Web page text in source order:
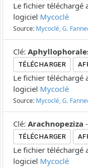
Le fichier téléchargé
logiciel Mycoclé
Source: Mycoclé, G.
Clé:
TÉLÉCHARGER
Le fichier téléchargé
logiciel Mycoclé
Source: Mycoclé, G.
Clé: Arachnopeziza -
TÉLÉCHARGER
Le fichier téléchargé
logiciel Mycoclé